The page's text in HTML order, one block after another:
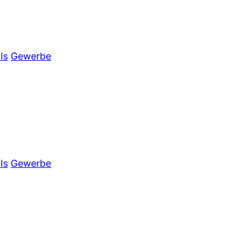
Gewerbe
Gewerbe